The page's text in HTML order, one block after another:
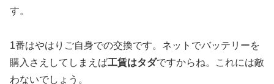
す。
1番はやはりご自身での交換です。ネットでバッテリーを
購入さえしてしまえば工賃はタダですからね。これには敵
わないでしょう。